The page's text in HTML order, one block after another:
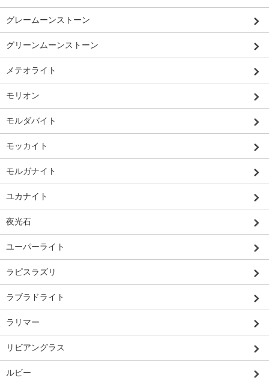
グレームーンストーン
グリーンムーンストーン
メテオライト
モリオン
モルダバイト
モッカイト
モルガナイト
ユカナイト
夜光石
ユーパーライト
ラピスラズリ
ラブラドライト
ラリマー
リビアングラス
ルビー